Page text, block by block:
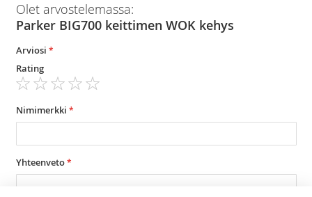
Olet arvostelemassa:
Parker BIG700 keittimen WOK kehys
Arviosi
Rating
star
stars
stars
stars
stars
Nimimerkki
Yhteenveto